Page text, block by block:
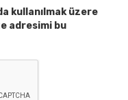
kullanılmak üzere
adresimi bu